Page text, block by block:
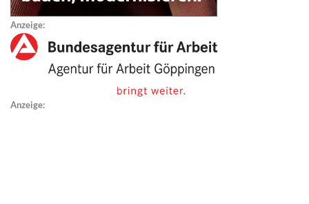
Anzeige:
Anzeige: